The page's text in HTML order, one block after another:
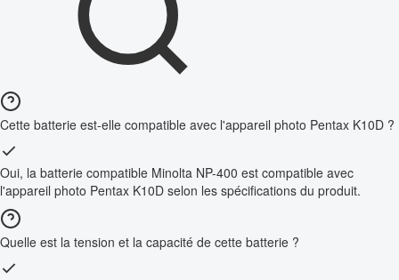
Cette batterie est-elle compatible avec l'appareil photo Pentax K10D ?
Oui, la batterie compatible Minolta NP-400 est compatible avec
l'appareil photo Pentax K10D selon les spécifications du produit.
Quelle est la tension et la capacité de cette batterie ?